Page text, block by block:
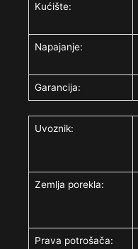
Kućište:
Napajanje:
Garancija:
Uvoznik:
Zemlja porekla:
Prava potrošača: